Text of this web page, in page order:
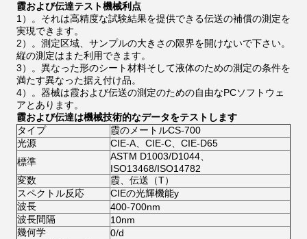
霞および伝達テスト機械利点
1）。それは高精度な試験結果を提供できる伝送の補償の測定を
実現できます。
2）。測定区域、サンプルの大きさの限界を開けないで下さい。
縦の測定はまた利用できます。
3）。異なった形のシート材料そして液体のための測定の条件を
満たす異なった据え付け品。
4）。器械は霞および伝送の測定のための自由なPCソフトウェ
アとあります。
霞および伝達は機械技術的なデータをテストします
タイプ
霞のメートルCS-700
光源
CIE-A、CIE-C、CIE-D65
標準
ASTM D1003/D1044、
ISO13468/ISO14782
変数
霞、伝送（T）
スペクトル反応
CIEの光輝機能y
波長
400-700nm
波長間隔
10nm
幾何学
0/d